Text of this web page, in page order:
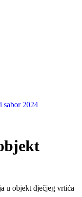
sabor 2024
u objekt dječjeg vrtića